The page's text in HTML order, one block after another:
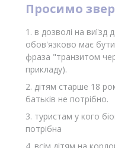
Просимо
1. в дозволі на виїзд
обов'язково має
фраза "транзитом
прикладу).
2. дітям старше 18
батьків не потрібно.
3. туристам у кого
потрібна